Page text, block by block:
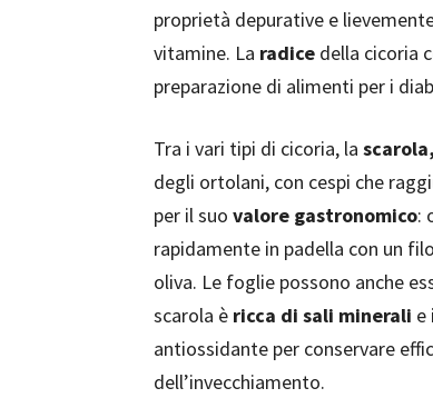
proprietà depurative e
vitamine. La radice della cicoria
preparazione di alimenti per i
Tra i vari tipi di cicoria, la scarola,
degli ortolani, con cespi che
per il suo valore gastronomico:
rapidamente in padella con un
oliva. Le foglie possono anche
scarola è ricca di sali minerali e
antiossidante per conservare
dell’invecchiamento.